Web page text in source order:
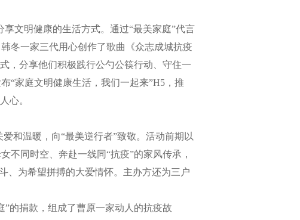
文明健康的生活方式。通过“最美家庭”代言
冬一家三代用心创作了歌曲《众志成城抗疫
，分享他们积极践行公勺公筷行动、守住一
“家庭文明健康生活，我们一起来”H5，推
心。
温暖，向“最美逆行者”致敬。活动前期以
不同时空、奔赴一线同“抗疫”的家风传承，
、为希望拼搏的大爱情怀。主办方还为三户
的捐款，组成了曹原一家动人的抗疫故